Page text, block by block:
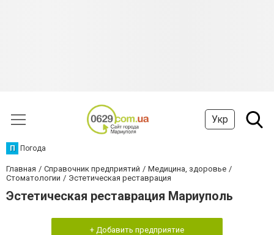
Укр
П Погода
Главная Справочник предприятий
Медицина, здоровье
Стоматологии
Эстетическая реставрация
Эстетическая реставрация Мариуполь
+ Добавить предприятие